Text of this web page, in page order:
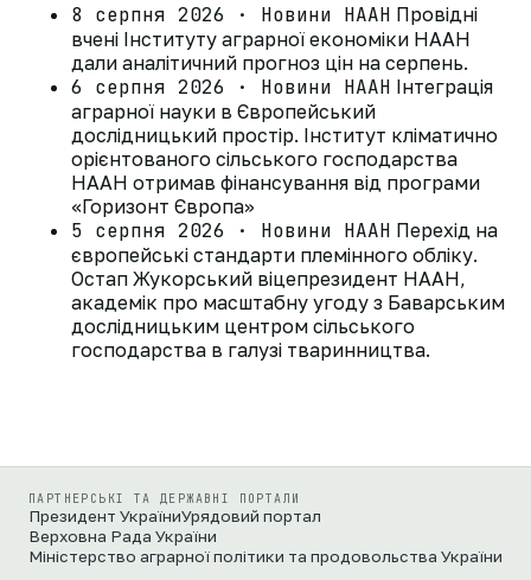
8 серпня 2026 · Новини НААН Провідні
вчені Інституту аграрної економіки НААН
дали аналітичний прогноз цін на серпень.
6 серпня 2026 · Новини НААН Інтеграція
аграрної науки в Європейський
дослідницький простір. Інститут кліматично
орієнтованого сільського господарства
НААН отримав фінансування від програми
«Горизонт Європа»
5 серпня 2026 · Новини НААН Перехід на
європейські стандарти племінного обліку.
Остап Жукорський віцепрезидент НААН,
академік про масштабну угоду з Баварським
дослідницьким центром сільського
господарства в галузі тваринництва.
ПАРТНЕРСЬКІ ТА ДЕРЖАВНІ ПОРТАЛИ
Президент УкраїниУрядовий портал
Верховна Рада України
Міністерство аграрної політики та продовольства України